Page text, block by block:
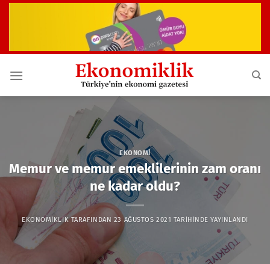
EKONOMI
Memur ve memur emeklilerinin zam oranı
ne kadar oldu?
EKONOMIKLIKTARAFINDAN 23 AĞUSTOS 2021 TARIHINDE YAYINLANDI